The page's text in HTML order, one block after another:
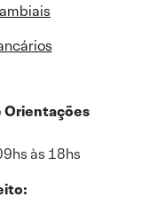
Orientações
às 18hs